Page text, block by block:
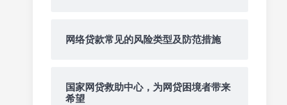
网络贷款常见的风险类型及防范措施
国家网贷救助中心，为网贷困境者带来
希望